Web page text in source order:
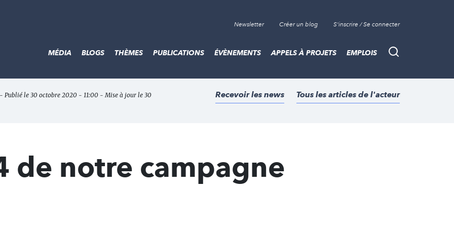
Newsletter Créer un blog S'inscrire / Se connecter
Recherche
MÉDIA BLOGS THÈMES PUBLICATIONS ÉVÈNEMENTS APPELS À PROJETS EMPLOIS
- Publié le 30 octobre 2020 - 11:00 - Mise à jour le 30
Recevoir les news Tous les articles de l'acteur
de notre campagne